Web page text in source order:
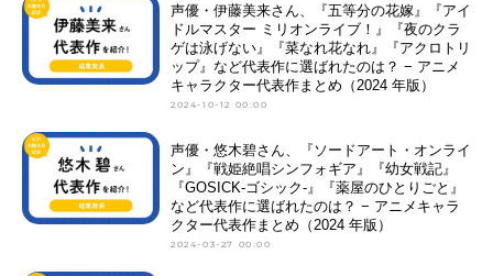
声優・伊藤美来さん、『五等分の花嫁』『アイ
ドルマスター ミリオンライブ！』『夜のクラ
ゲは泳げない』『菜なれ花なれ』『アクロトリ
ップ』など代表作に選ばれたのは？ − アニメ
キャラクター代表作まとめ（2024 年版）
2024-10-12 00:00
声優・悠木碧さん、『ソードアート・オンライ
ン』『戦姫絶唱シンフォギア』『幼女戦記』
『GOSICK-ゴシック-』『薬屋のひとりごと』
など代表作に選ばれたのは？ − アニメキャラ
クター代表作まとめ（2024 年版）
2024-03-27 00:00